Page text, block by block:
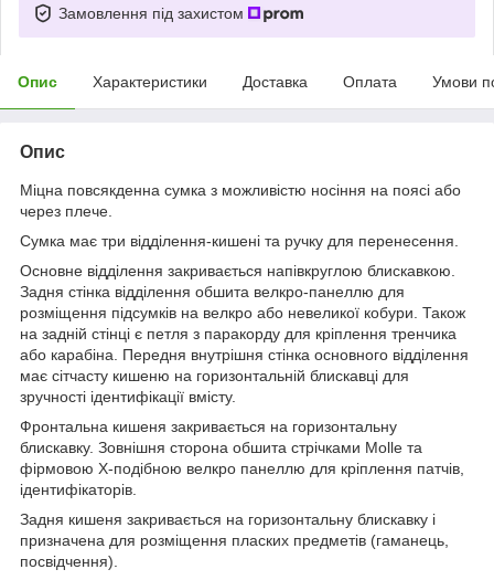
Замовлення під захистом
Опис Характеристики Доставка Оплата Умови
Опис
Міцна повсякденна сумка з можливістю носіння на поясі або
через плече.
Сумка має три відділення-кишені та ручку для перенесення.
Основне відділення закривається напівкруглою блискавкою.
Задня стінка відділення обшита велкро-панеллю для
розміщення підсумків на велкро або невеликої кобури. Також
на задній стінці є петля з паракорду для кріплення тренчика
або карабіна. Передня внутрішня стінка основного відділення
має сітчасту кишеню на горизонтальній блискавці для
зручності ідентифікації вмісту.
Фронтальна кишеня закривається на горизонтальну
блискавку. Зовнішня сторона обшита стрічками Molle та
фірмовою X-подібною велкро панеллю для кріплення патчів,
ідентифікаторів.
Задня кишеня закривається на горизонтальну блискавку і
призначена для розміщення пласких предметів (гаманець,
посвідчення).